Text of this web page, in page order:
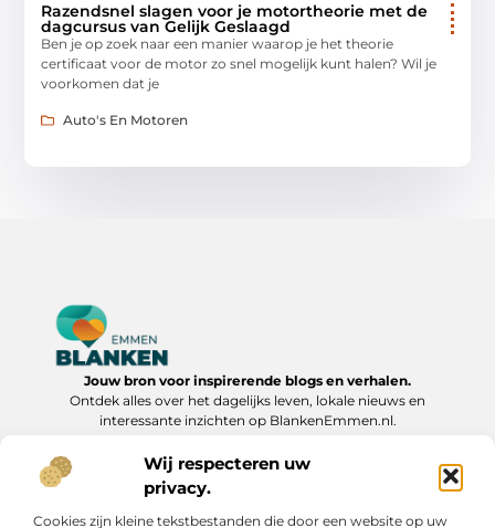
Wij respecteren uw
privacy.
Cookies zijn kleine tekstbestanden die door een website op uw
Razendsnel slagen voor je motortheorie met de
dagcursus van Gelijk Geslaagd
Ben je op zoek naar een manier waarop je het theorie
certificaat voor de motor zo snel mogelijk kunt halen? Wil je
voorkomen dat je
Auto's En Motoren
Jouw bron voor inspirerende blogs en verhalen.
Ontdek alles over het dagelijks leven, lokale nieuws en
interessante inzichten op BlankenEmmen.nl.
Bericht categorie